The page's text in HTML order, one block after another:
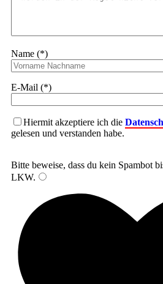
Name (*)
E-Mail (*)
Hiermit akzeptiere ich die
gelesen und verstanden habe.
Bitte beweise, dass du kein Spambot
LKW.